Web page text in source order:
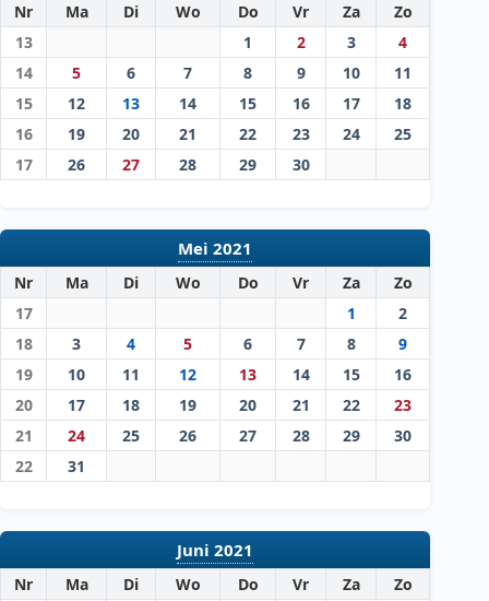
Nr Ma Di Wo Do Vr Za
Zo
13
1 2 3
4
14
5 6 7 8 9 10
11
15
12 13 14 15 16 17
18
16
19 20 21 22 23 24
25
17
26 27 28 29 30
Mei 2021
Nr Ma Di Wo Do Vr Za
Zo
17
1
2
18
3 4 5 6 7 8
9
19
10 11 12 13 14 15
16
20
17 18 19 20 21 22
23
21
24 25 26 27 28 29
30
22
31
Juni 2021
Nr Ma Di Wo Do Vr Za
Zo